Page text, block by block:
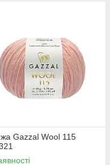
Gazzal Wool 115